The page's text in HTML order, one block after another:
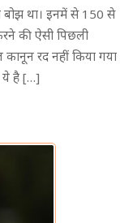
था। इनमें से 150 से
की ऐसी पिछली
रद नहीं किया गया
ये है […]